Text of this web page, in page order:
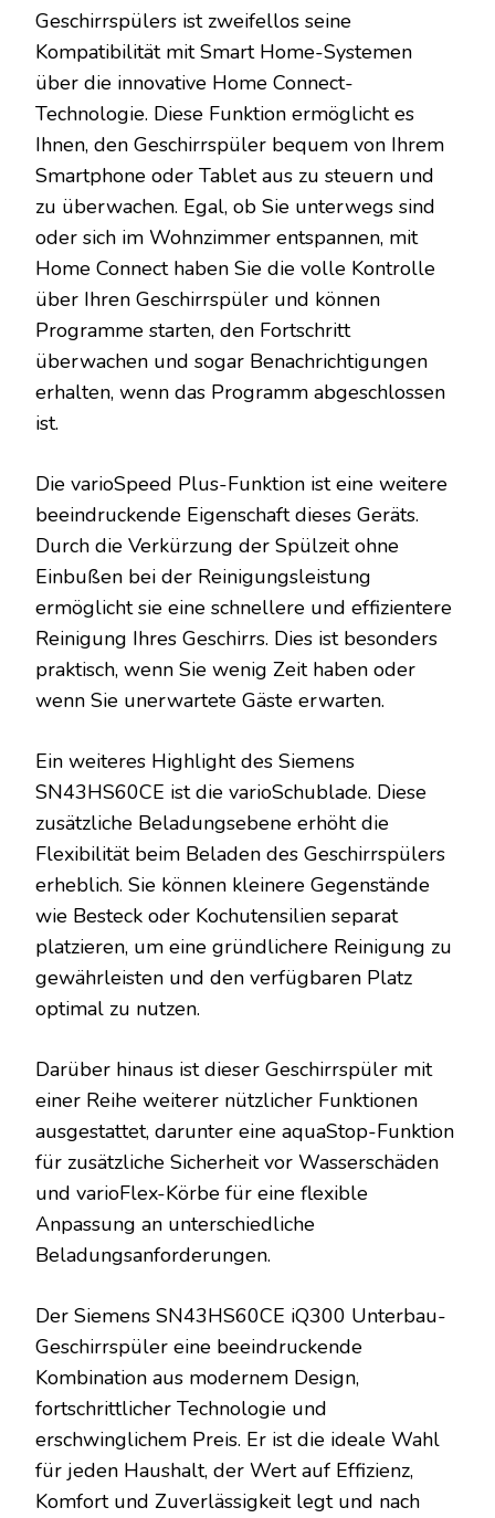
Geschirrspülers ist zweifellos seine
Kompatibilität mit Smart Home-Systemen
über die innovative Home Connect-
Technologie. Diese Funktion ermöglicht es
Ihnen, den Geschirrspüler bequem von Ihrem
Smartphone oder Tablet aus zu steuern und
zu überwachen. Egal, ob Sie unterwegs sind
oder sich im Wohnzimmer entspannen, mit
Home Connect haben Sie die volle Kontrolle
über Ihren Geschirrspüler und können
Programme starten, den Fortschritt
überwachen und sogar Benachrichtigungen
erhalten, wenn das Programm abgeschlossen
ist.
Die varioSpeed Plus-Funktion ist eine weitere
beeindruckende Eigenschaft dieses Geräts.
Durch die Verkürzung der Spülzeit ohne
Einbußen bei der Reinigungsleistung
ermöglicht sie eine schnellere und effizientere
Reinigung Ihres Geschirrs. Dies ist besonders
praktisch, wenn Sie wenig Zeit haben oder
wenn Sie unerwartete Gäste erwarten.
Ein weiteres Highlight des Siemens
SN43HS60CE ist die varioSchublade. Diese
zusätzliche Beladungsebene erhöht die
Flexibilität beim Beladen des Geschirrspülers
erheblich. Sie können kleinere Gegenstände
wie Besteck oder Kochutensilien separat
platzieren, um eine gründlichere Reinigung zu
gewährleisten und den verfügbaren Platz
optimal zu nutzen.
Darüber hinaus ist dieser Geschirrspüler mit
einer Reihe weiterer nützlicher Funktionen
ausgestattet, darunter eine aquaStop-Funktion
für zusätzliche Sicherheit vor Wasserschäden
und varioFlex-Körbe für eine flexible
Anpassung an unterschiedliche
Beladungsanforderungen.
Der Siemens SN43HS60CE iQ300 Unterbau-
Geschirrspüler eine beeindruckende
Kombination aus modernem Design,
fortschrittlicher Technologie und
erschwinglichem Preis. Er ist die ideale Wahl
für jeden Haushalt, der Wert auf Effizienz,
Komfort und Zuverlässigkeit legt und nach